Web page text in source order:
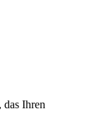
das Ihren